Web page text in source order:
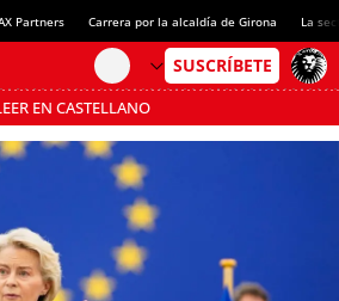
Partners Carrera por la alcaldía de Girona La
EN CASTELLANO
al MODO AHORRO